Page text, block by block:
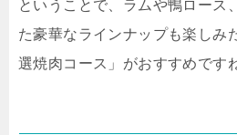
ということで、ラムや鴨ロース
た豪華なラインナップも楽しみ
選焼肉コース」がおすすめです